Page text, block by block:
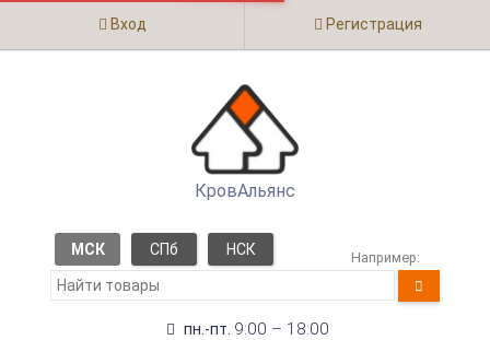
Вход Регистрация
КровАльянс
МСК СПб НСК Например:
пн.-пт. 9:00 – 18:00